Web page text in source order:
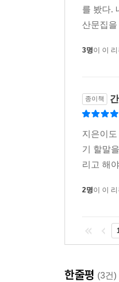
엄마와 ‘누
마무리한다.
내 인생에
- [철수 짝 영
그래 맞다.
사람들 덕분
있다. 선거
시인의 눈을
같은 큰오빠
언니를 기다
를 봤다.
산문집
3명이 이
종이책
지은이
기 할말
리고 해
2명이 이
한줄평 (3건)